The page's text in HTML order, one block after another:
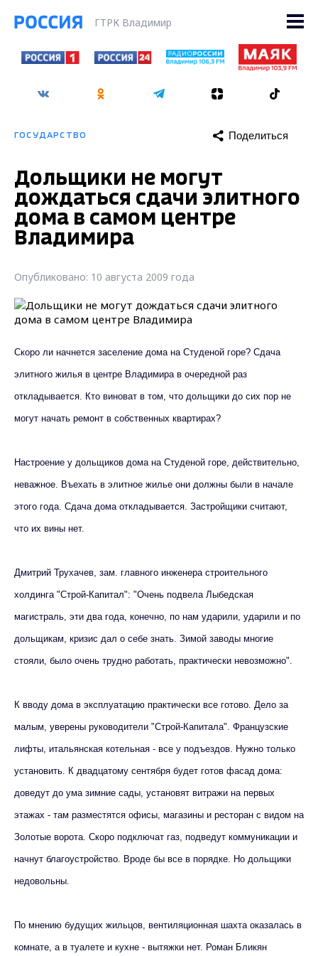
ГТРК Владимир
ГОСУДАРСТВО Поделиться
Дольщики не могут
дождаться сдачи элитного
дома в самом центре
Владимира
Опубликовано: 10 августа 2009 года
Скоро ли начнется заселение дома на Студеной горе? Сдача
элитного жилья в центре Владимира в очередной раз
откладывается. Кто виноват в том, что дольщики до сих пор не
могут начать ремонт в собственных квартирах?
Настроение у дольщиков дома на Студеной горе, действительно,
неважное. Въехать в элитное жилье они должны были в начале
этого года. Сдача дома откладывается. Застройщики считают,
что их вины нет.
Дмитрий Трухачев, зам. главного инженера строительного
холдинга "Строй-Капитал": "Очень подвела Лыбедская
магистраль, эти два года, конечно, по нам ударили, ударили и по
дольщикам, кризис дал о себе знать. Зимой заводы многие
стояли, было очень трудно работать, практически невозможно".
К вводу дома в эксплуатацию практически все готово. Дело за
малым, уверены руководители "Строй-Капитала". Французские
лифты, итальянская котельная - все у подъездов. Нужно только
установить. К двадцатому сентября будет готов фасад дома:
доведут до ума зимние сады, установят витражи на первых
этажах - там разместятся офисы, магазины и ресторан с видом на
Золотые ворота. Скоро подключат газ, подведут коммуникации и
начнут благоустройство. Вроде бы все в порядке. Но дольщики
недовольны.
По мнению будущих жильцов, вентиляционная шахта оказалась в
комнате, а в туалете и кухне - вытяжки нет. Роман Бликян